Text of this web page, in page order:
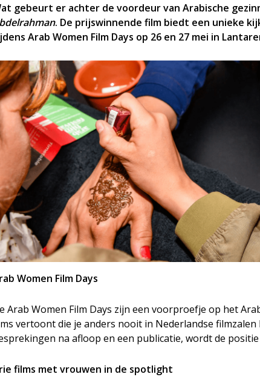
gebeurt er achter de voordeur van Arabische
. De prijswinnende film biedt een unieke
Arab Women Film Days op 26 en 27 mei in
Women Film Days
Arab Women Film Days zijn een voorproefje op het
vertoont die je anders nooit in Nederlandse
na afloop en een publicatie, wordt de
films met vrouwen in de spotlight